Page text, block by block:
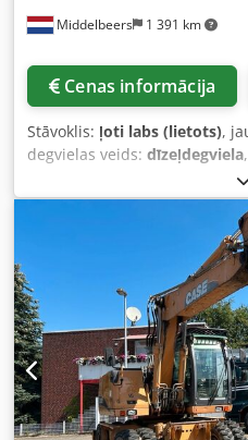
Middelbeers 1 391 km
Cenas informācija
Stāvoklis: ļoti labs (lietots),
degvielas veids: dīzeļdegviela
,
stundas:15 109 h, Vispārīga
Sērijas numurs:
informācija Cilindru skaits: 4
Funkcionāli Darba platums:
Stāvoklis Tehniskais stāvoklis:
ļoti labs Finanšu informācija
Garantija Garantija: no
uzreiz gatavs darbam!
kāpurķēžu šasija - Iekļauti 3
2000 mm grāvju tīrīšanas
2021.gada TOPCON 3D